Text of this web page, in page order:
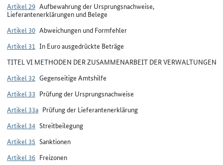
Artikel 29 Aufbewahrung der Ursprungsnachweise,
Lieferantenerklärungen und Belege
Artikel 30 Abweichungen und Formfehler
Artikel 31 In Euro ausgedrückte Beträge
TITEL VI METHODEN DER ZUSAMMENARBEIT DER VERWALTUNGEN
Artikel 32 Gegenseitige Amtshilfe
Artikel 33 Prüfung der Ursprungsnachweise
Artikel 33a Prüfung der Lieferantenerklärung
Artikel 34 Streitbeilegung
Artikel 35 Sanktionen
Artikel 36 Freizonen